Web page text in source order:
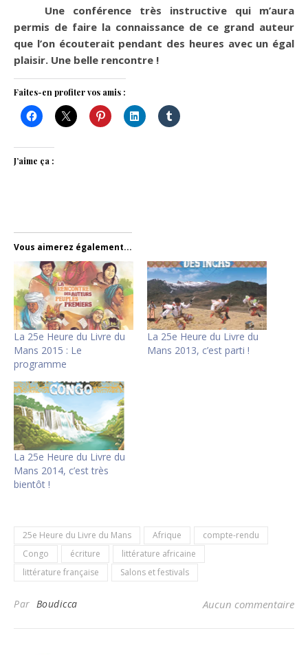
Une conférence très instructive qui m’aura
permis de faire la connaissance de ce grand auteur
que l’on écouterait pendant des heures avec un égal
plaisir. Une belle rencontre !
Faites-en profiter vos amis :
J’aime ça :
Vous aimerez également...
La 25e Heure du Livre du
Mans 2015 : Le
programme
La 25e Heure du Livre du
Mans 2013, c’est parti !
La 25e Heure du Livre du
Mans 2014, c’est très
bientôt !
25e Heure du Livre du Mans Afrique
compte-rendu
Congo
écriture
littérature africaine
littérature française
Salons et festivals
Par Boudicca Aucun commentaire